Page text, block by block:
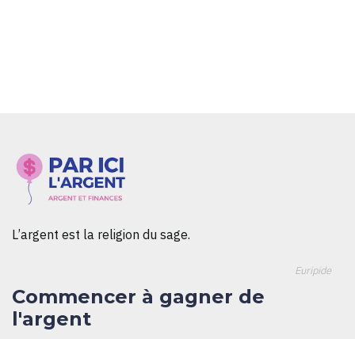
L’argent est la religion du sage.
Euripide
Commencer à gagner de
l'argent